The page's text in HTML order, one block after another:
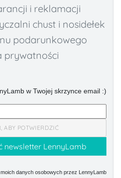
i reklamacji
chust i nosidełek
podarunkowego
prywatności
w Twojej skrzynce email :)
ABY POTWIERDZIĆ
danych osobowych przez LennyLamb